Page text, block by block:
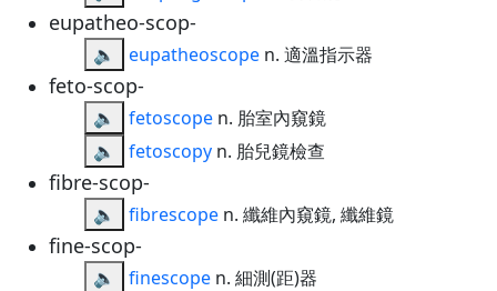
eupatheo-scop-
🔈 eupatheoscope n. 適溫指示器
feto-scop-
🔈 fetoscope n. 胎室內窺鏡
🔈
fetoscopy n. 胎兒鏡檢查
fibre-scop-
🔈 fibrescope n. 纖維內窺鏡, 纖維鏡
fine-scop-
🔈 finescope n. 細測(距)器